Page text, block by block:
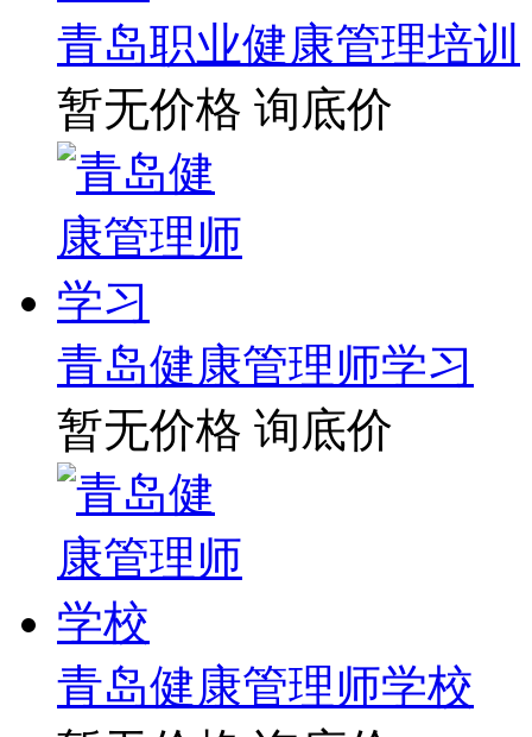
青岛职业健康管理培训
暂无价格 询底价
青岛健康管理师学习
暂无价格 询底价
青岛健康管理师学校